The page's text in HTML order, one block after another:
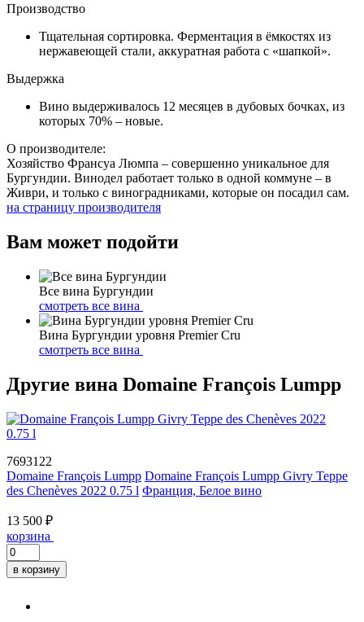
Производство
Тщательная сортировка. Ферментация в ёмкостях из
нержавеющей стали, аккуратная работа с «шапкой».
Выдержка
Вино выдерживалось 12 месяцев в дубовых бочках, из
которых 70% – новые.
О производителе:
Хозяйство Франсуа Люмпа – совершенно уникальное для
Бургундии. Винодел работает только в одной коммуне – в
Живри, и только с виноградниками, которые он посадил сам.
на страницу производителя
Вам может подойти
Все вина Бургундии
смотреть все вина
Вина Бургундии уровня Premier Cru
смотреть все вина
Другие вина Domaine François Lumpp
7693122
Domaine François Lumpp Domaine François Lumpp Givry Teppe
des Chenèves 2022 0.75 l Франция, Белое вино
13 500 ₽
корзина
в корзину